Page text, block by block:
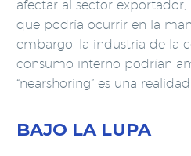
afectar al sector
que podría ocurrir en la
embargo, la industria de la
consumo interno podrían
“nearshoring” es una
BAJO LA LUPA